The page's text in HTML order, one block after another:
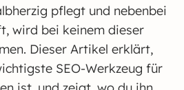
pflegt und nebenbei
wird bei keinem dieser
Dieser Artikel erklärt,
SEO-Werkzeug für